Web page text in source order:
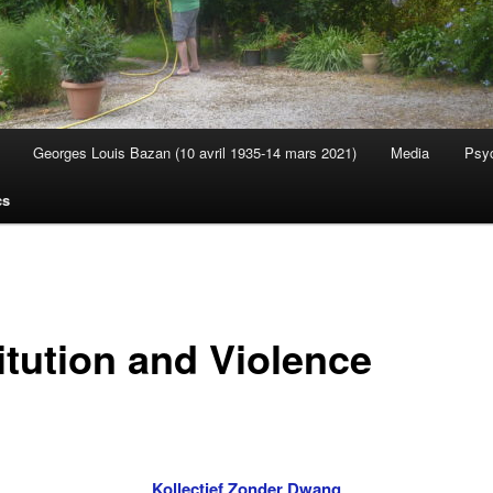
Georges Louis Bazan (10 avril 1935-14 mars 2021) Media
and Violence